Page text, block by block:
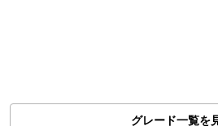
グレード一覧を